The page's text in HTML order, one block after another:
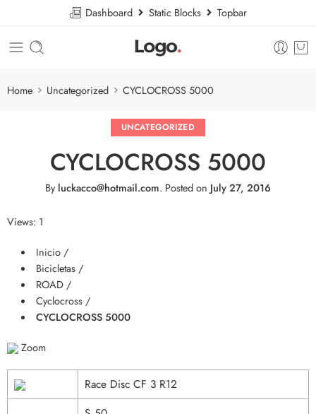
Dashboard Static Blocks Topbar
Home Uncategorized CYCLOCROSS 5000
UNCATEGORIZED
CYCLOCROSS 5000
Byluckacco@hotmail.com. Posted on July 27, 2016
Views: 1
Inicio /
Bicicletas /
ROAD /
Cyclocross /
CYCLOCROSS 5000
Zoom
Race Disc CF 3 R12